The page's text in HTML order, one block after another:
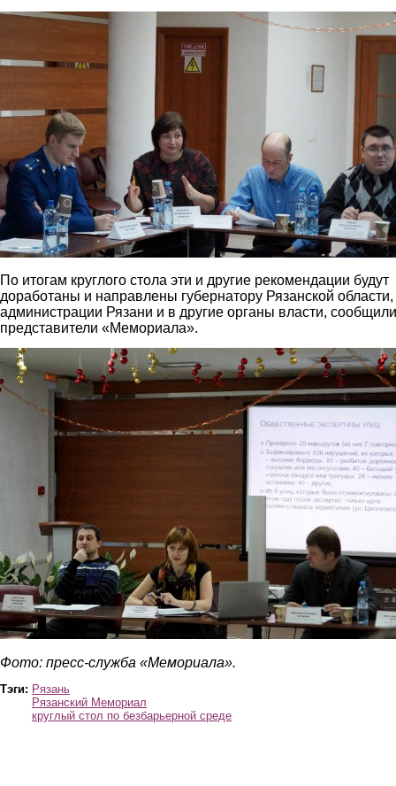
По итогам круглого стола эти и другие рекомендации будут
доработаны и направлены губернатору Рязанской области,
администрации Рязани и в другие органы власти, сообщили
представители «Мемориала».
3.jpg
Фото: пресс-служба «Мемориала».
Тэги: Рязань
Рязанский Мемориал
круглый стол по безбарьерной среде